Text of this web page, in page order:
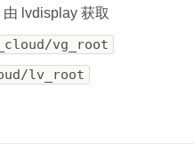
lvdisplay 获取
vg_root
lv_root